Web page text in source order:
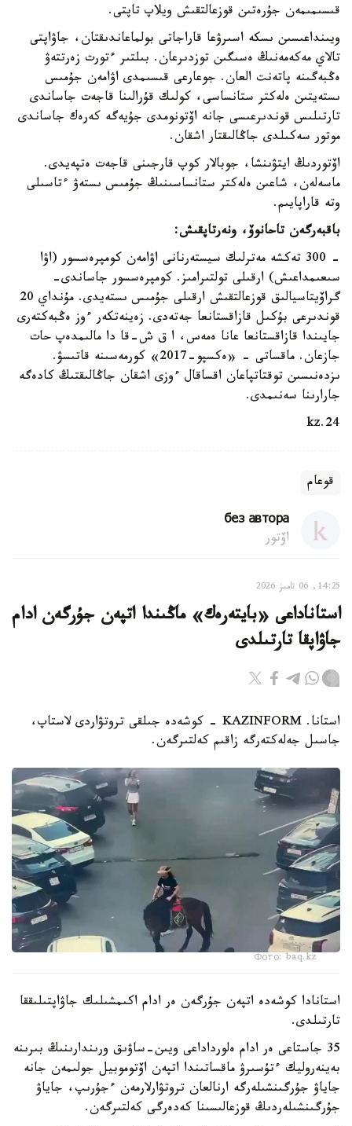
قىسىمىمەن جۇرەتىن قوزعالتقىش ويلاپ تاپتى.
ويىنداعىسىن ىسكە اسىرۋعا قاراجاتى بولماعاندىقتان، جاۋاپتى
تالاي مەكەمەنىڭ ەسىگىن توزدىرعان. بىلتىر ءتورت زەرتتەۋ
ەڭبەگىنە پاتەنت العان. جوعارعى قىسىمدى اۋامەن جۇمىس
ىستەيتىن ەلەكتر ستانساسى، كولىك قۇرالىنا قاجەت جاساندى
تارتىلىس قوندىرعىسى جانە اۆتونومدى جۇيەگە كەرەك جاساندى
موتور سەكىلدى جاڭالىقتار اشقان.
اۆتوردىڭ ايتۋىنشا، جوبالار كوپ قارجىنى قاجەت ەتپەيدى.
ماسەلەن، شاعىن ەلەكتر ستانساسىنىڭ جۇمىس ىستەۋ ءتاسىلى
وتە قاراپايىم.
باقبەرگەن تاحانوۆ، ونەرتاپقىش:
- 300 تەكشە مەترلىك سيستەرنانى اۋامەن كومپرەسسور (اۋا
سىعىمداعىش) ارقىلى تولتىرامىز. كومپرەسسور جاساندى-
گراۆيتاسيالىق قوزعالتقىش ارقىلى جۇمىس ىستەيدى. مۇنداي 20
قوندىرعى بۇكىل قازاقستانعا جەتەدى. زەينەتكەر ءوز ەڭبەكتەرى
جايىندا قازاقستانعا عانا ەمەس، ا ق ش-قا دا مالىمدەپ حات
جازعان. ماقساتى - «ەكسپو-2017» كورمەسىنە قاتىسۋ.
ىزدەنىسىن توقتاتپاعان اقساقال ءوزى اشقان جاڭالىقتىڭ كادەگە
جارارىنا سەنىمدى.
24.kz
قوعام
без автора
اۆتور
14:25, 06 تامىز 2026
استاناداعى «بايتەرەك» ماڭىندا اتپەن جۇرگەن ادام
جاۋاپقا تارتىلدى
استانا. KAZINFORM - كوشەدە جىلقى تروتۋاردى لاستاپ،
جاسىل جەلەكتەرگە زاقىم كەلتىرگەن.
Фото: baq.kz
استانادا كوشەدە اتپەن جۇرگەن ەر ادام اكىمشىلىك جاۋاپتىلىققا
تارتىلدى.
35 جاستاعى ەر ادام ەلورداداعى ويىن-ساۋىق ورىندارىنىڭ بىرىنە
بەينەروليك ءتۇسىرۋ ماقساتىندا اتپەن اۆتوموبيل جولىمەن جانە
جاياۋ جۇرگىنشىلەرگە ارنالعان تروتۋارلارمەن ءجۇرىپ، جاياۋ
جۇرگىنشىلەردىڭ قوزعالىسىنا كەدەرگى كەلتىرگەن.